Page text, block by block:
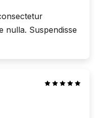
nulla. Suspendisse